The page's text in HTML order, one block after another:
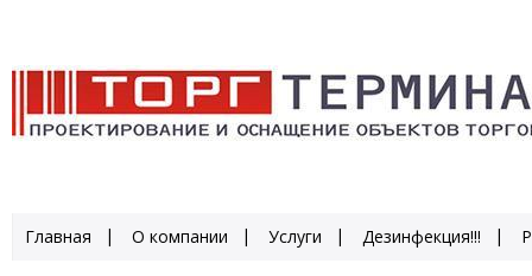
Главная О компании Услуги Дезинфекция!!!